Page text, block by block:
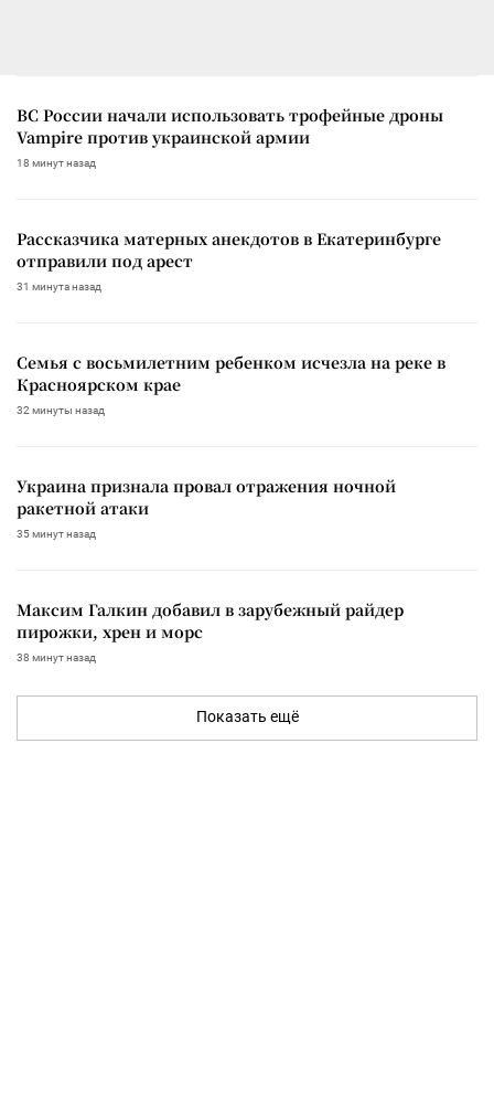
ВС России начали использовать трофейные дроны
Vampire против украинской армии
18 минут назад
Рассказчика матерных анекдотов в Екатеринбурге
отправили под арест
31 минута назад
Семья с восьмилетним ребенком исчезла на реке в
Красноярском крае
32 минуты назад
Украина признала провал отражения ночной
ракетной атаки
35 минут назад
Максим Галкин добавил в зарубежный райдер
пирожки, хрен и морс
38 минут назад
Показать ещё